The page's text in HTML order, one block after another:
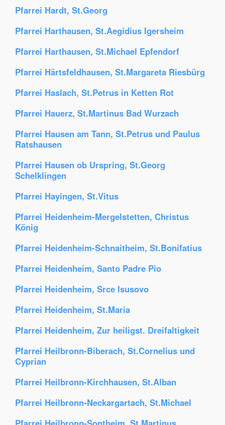
Pfarrei Hardt, St.Georg
Pfarrei Harthausen, St.Aegidius Igersheim
Pfarrei Harthausen, St.Michael Epfendorf
Pfarrei Härtsfeldhausen, St.Margareta Riesbürg
Pfarrei Haslach, St.Petrus in Ketten Rot
Pfarrei Hauerz, St.Martinus Bad Wurzach
Pfarrei Hausen am Tann, St.Petrus und Paulus
Ratshausen
Pfarrei Hausen ob Urspring, St.Georg
Schelklingen
Pfarrei Hayingen, St.Vitus
Pfarrei Heidenheim-Mergelstetten, Christus
König
Pfarrei Heidenheim-Schnaitheim, St.Bonifatius
Pfarrei Heidenheim, Santo Padre Pio
Pfarrei Heidenheim, Srce Isusovo
Pfarrei Heidenheim, St.Maria
Pfarrei Heidenheim, Zur heiligst. Dreifaltigkeit
Pfarrei Heilbronn-Biberach, St.Cornelius und
Cyprian
Pfarrei Heilbronn-Kirchhausen, St.Alban
Pfarrei Heilbronn-Neckargartach, St.Michael